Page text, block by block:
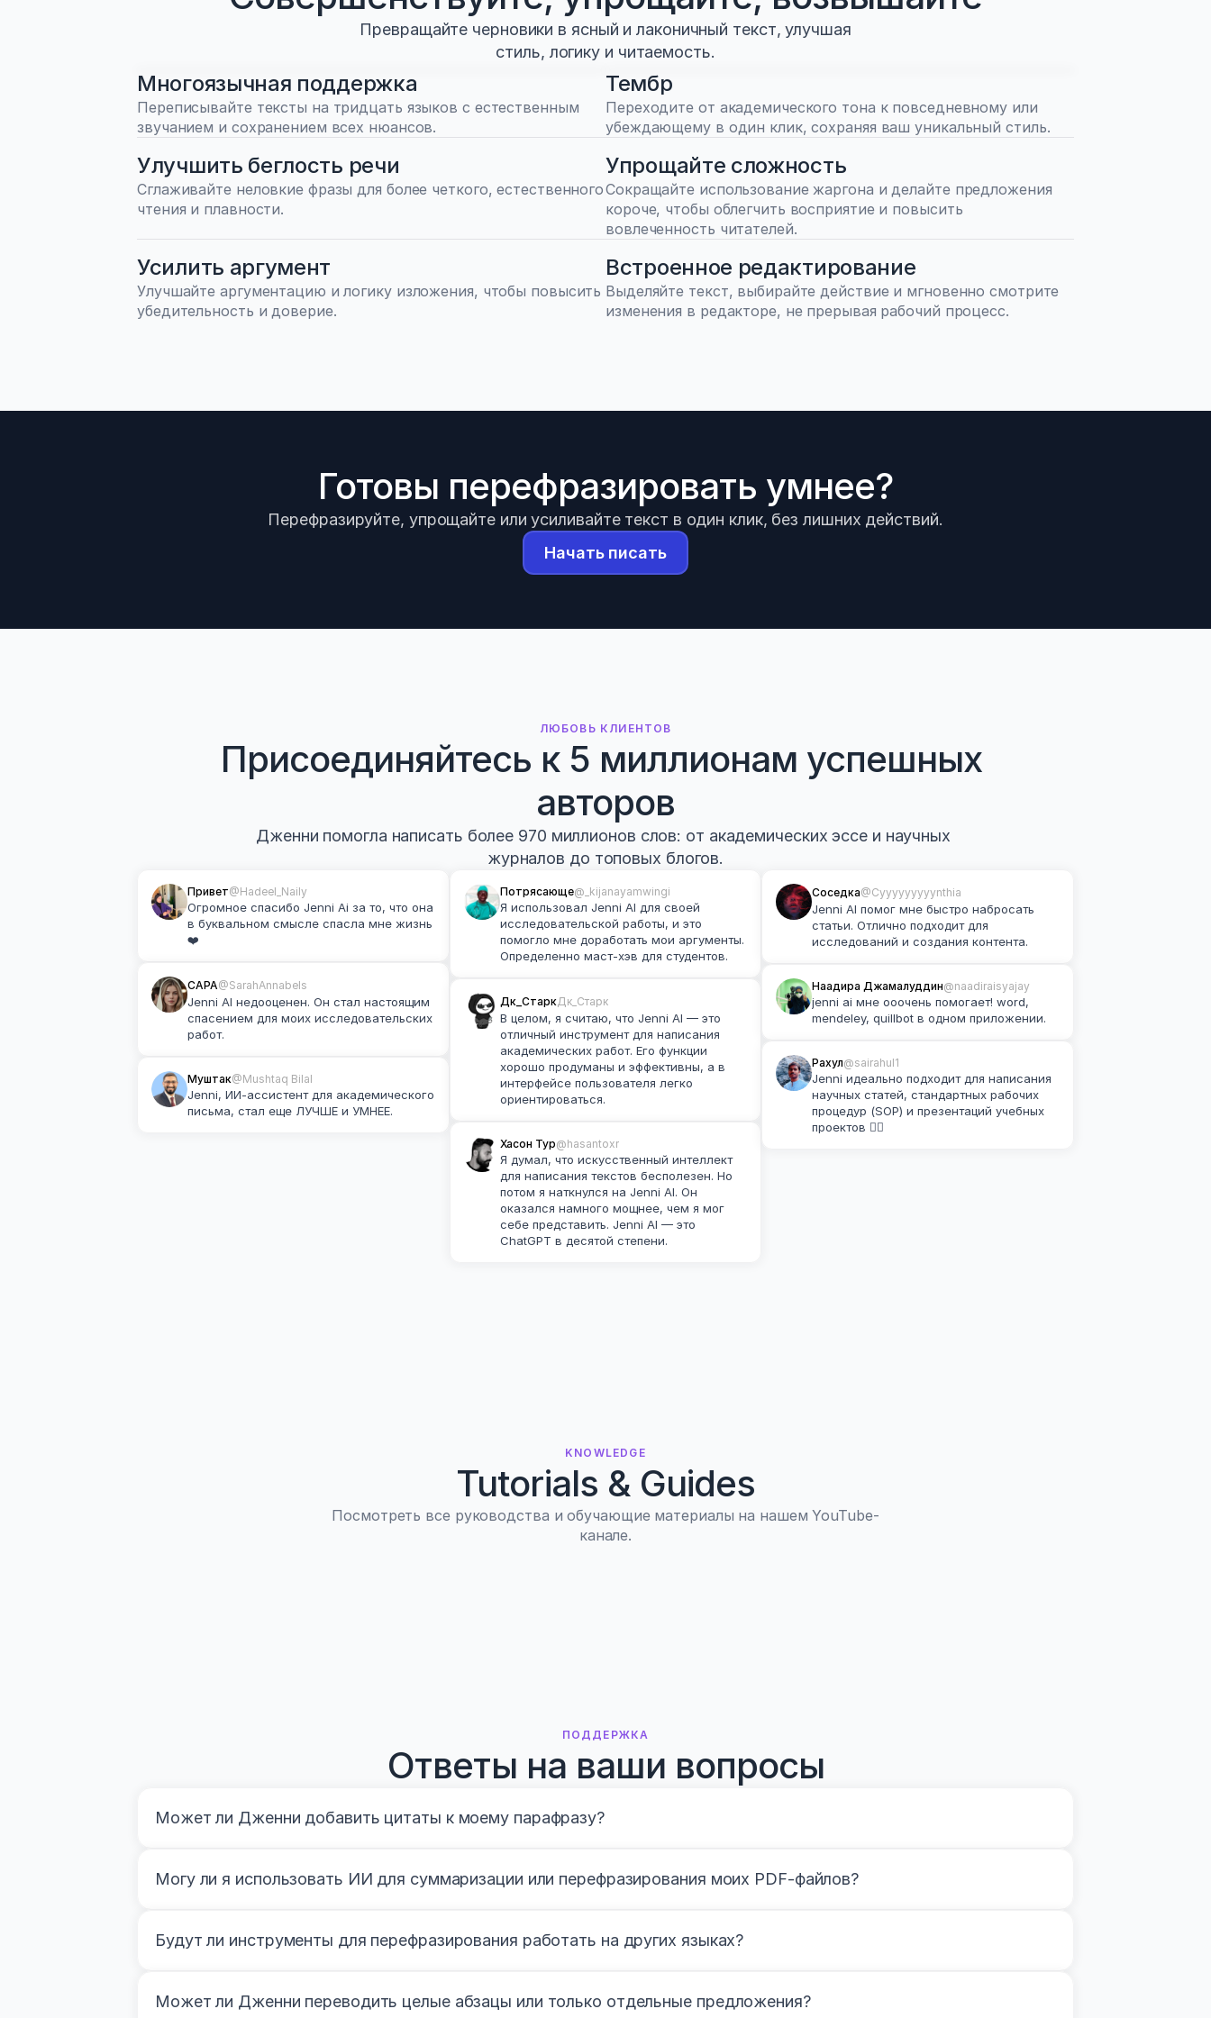
Превращайте черновики в ясный и лаконичный текст, улучшая
стиль, логику и читаемость.
Многоязычная поддержка
Переписывайте тексты на тридцать языков с естественным
звучанием и сохранением всех нюансов.
Тембр
Переходите от академического тона к повседневному или
убеждающему в один клик, сохраняя ваш уникальный стиль.
Улучшить беглость речи
Сглаживайте неловкие фразы для более четкого, естественного
чтения и плавности.
Упрощайте сложность
Сокращайте использование жаргона и делайте предложения
короче, чтобы облегчить восприятие и повысить
вовлеченность читателей.
Усилить аргумент
Улучшайте аргументацию и логику изложения, чтобы повысить
убедительность и доверие.
Встроенное редактирование
Выделяйте текст, выбирайте действие и мгновенно смотрите
изменения в редакторе, не прерывая рабочий процесс.
Готовы перефразировать умнее?
Перефразируйте, упрощайте или усиливайте текст в один клик, без лишних действий.
Начать писать
ЛЮБОВЬ КЛИЕНТОВ
Присоединяйтесь к 5 миллионам успешных
авторов
Дженни помогла написать более 970 миллионов слов: от академических эссе и научных
журналов до топовых блогов.
Привет@Hadeel_Naily
Огромное спасибо Jenni Ai за то, что она
в буквальном смысле спасла мне жизнь
❤️
САРА@SarahAnnabels
Jenni AI недооценен. Он стал настоящим
спасением для моих исследовательских
работ.
Муштак@Mushtaq Bilal
Jenni, ИИ-ассистент для академического
письма, стал еще ЛУЧШЕ и УМНЕЕ.
Потрясающе@_kijanayamwingi
Я использовал Jenni AI для своей
исследовательской работы, и это
помогло мне доработать мои аргументы.
Определенно маст-хэв для студентов.
Дк_СтаркДк_Старк
В целом, я считаю, что Jenni AI — это
отличный инструмент для написания
академических работ. Его функции
хорошо продуманы и эффективны, а в
интерфейсе пользователя легко
ориентироваться.
Хасон Тур@hasantoxr
Я думал, что искусственный интеллект
для написания текстов бесполезен. Но
потом я наткнулся на Jenni AI. Он
оказался намного мощнее, чем я мог
себе представить. Jenni AI — это
ChatGPT в десятой степени.
Соседка@Cyyyyyyyyynthia
Jenni AI помог мне быстро набросать
статьи. Отлично подходит для
исследований и создания контента.
Наадира Джамалуддин@naadiraisyajay
jenni ai мне ооочень помогает! word,
mendeley, quillbot в одном приложении.
Рахул@sairahul1
Jenni идеально подходит для написания
научных статей, стандартных рабочих
процедур (SOP) и презентаций учебных
проектов 👌🏽
KNOWLEDGE
Tutorials & Guides
Посмотреть все руководства и обучающие материалы на нашем YouTube-
канале.
ПОДДЕРЖКА
Ответы на ваши вопросы
Может ли Дженни добавить цитаты к моему парафразу?
Могу ли я использовать ИИ для суммаризации или перефразирования моих PDF-файлов?
Будут ли инструменты для перефразирования работать на других языках?
Может ли Дженни переводить целые абзацы или только отдельные предложения?